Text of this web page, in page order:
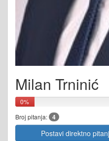
Milan Trninić
0%
Broj pitanja: 4
Postavi direktno